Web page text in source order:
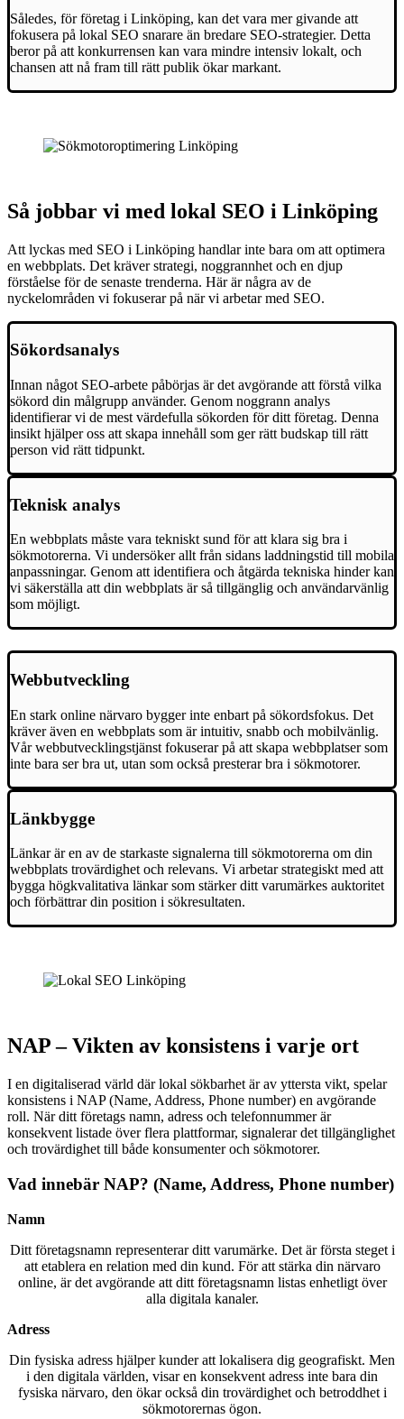
Således, för företag i Linköping, kan det vara mer givande att
fokusera på lokal SEO snarare än bredare SEO-strategier. Detta
beror på att konkurrensen kan vara mindre intensiv lokalt, och
chansen att nå fram till rätt publik ökar markant.
Så jobbar vi med lokal SEO i Linköping
Att lyckas med SEO i Linköping handlar inte bara om att optimera
en webbplats. Det kräver strategi, noggrannhet och en djup
förståelse för de senaste trenderna. Här är några av de
nyckelområden vi fokuserar på när vi arbetar med SEO.
Sökordsanalys
Innan något SEO-arbete påbörjas är det avgörande att förstå vilka
sökord din målgrupp använder. Genom noggrann analys
identifierar vi de mest värdefulla sökorden för ditt företag. Denna
insikt hjälper oss att skapa innehåll som ger rätt budskap till rätt
person vid rätt tidpunkt.
Teknisk analys
En webbplats måste vara tekniskt sund för att klara sig bra i
sökmotorerna. Vi undersöker allt från sidans laddningstid till mobila
anpassningar. Genom att identifiera och åtgärda tekniska hinder kan
vi säkerställa att din webbplats är så tillgänglig och användarvänlig
som möjligt.
Webbutveckling
En stark online närvaro bygger inte enbart på sökordsfokus. Det
kräver även en webbplats som är intuitiv, snabb och mobilvänlig.
Vår webbutvecklingstjänst fokuserar på att skapa webbplatser som
inte bara ser bra ut, utan som också presterar bra i sökmotorer.
Länkbygge
Länkar är en av de starkaste signalerna till sökmotorerna om din
webbplats trovärdighet och relevans. Vi arbetar strategiskt med att
bygga högkvalitativa länkar som stärker ditt varumärkes auktoritet
och förbättrar din position i sökresultaten.
NAP – Vikten av konsistens i varje ort
I en digitaliserad värld där lokal sökbarhet är av yttersta vikt, spelar
konsistens i NAP (Name, Address, Phone number) en avgörande
roll. När ditt företags namn, adress och telefonnummer är
konsekvent listade över flera plattformar, signalerar det tillgänglighet
och trovärdighet till både konsumenter och sökmotorer.
Vad innebär NAP? (Name, Address, Phone number)
Namn
Ditt företagsnamn representerar ditt varumärke. Det är första steget i
att etablera en relation med din kund. För att stärka din närvaro
online, är det avgörande att ditt företagsnamn listas enhetligt över
alla digitala kanaler.
Adress
Din fysiska adress hjälper kunder att lokalisera dig geografiskt. Men
i den digitala världen, visar en konsekvent adress inte bara din
fysiska närvaro, den ökar också din trovärdighet och betroddhet i
sökmotorernas ögon.